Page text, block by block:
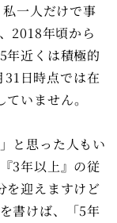
一人だけで事
2018年頃から
年近くは積極的
日時点では在
いません。
と思った人もい
3年以上』の従
を迎えますけど
書けば、「5年